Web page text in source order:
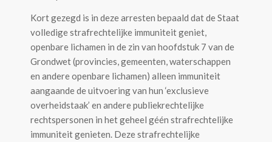
Kort gezegd is in deze arresten bepaald dat de Staat
volledige strafrechtelijke immuniteit geniet,
openbare lichamen in de zin van hoofdstuk 7 van de
Grondwet (provincies, gemeenten, waterschappen
en andere openbare lichamen) alleen immuniteit
aangaande de uitvoering van hun ‘exclusieve
overheidstaak’ en andere publiekrechtelijke
rechtspersonen in het geheel géén strafrechtelijke
immuniteit genieten. Deze strafrechtelijke